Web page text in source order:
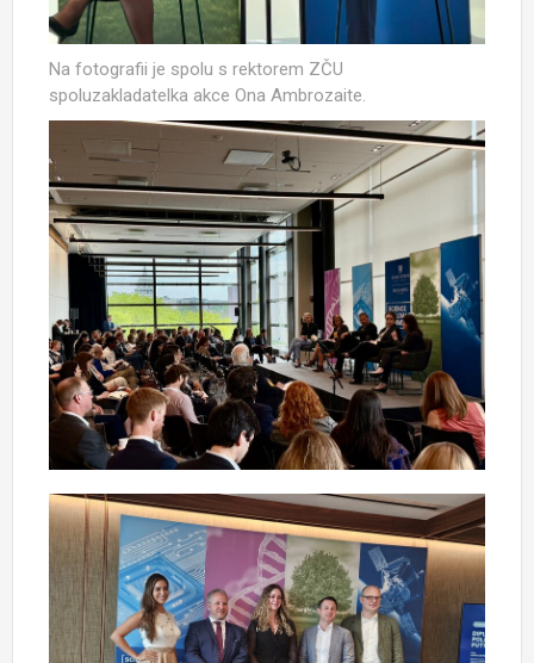
Na fotografii je spolu s rektorem ZČU
spoluzakladatelka akce Ona Ambrozaite.